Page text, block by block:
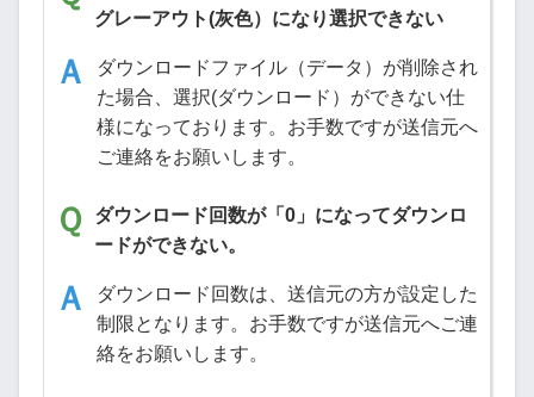
グレーアウト(灰色）になり選択できない
ダウンロードファイル（データ）が削除され
た場合、選択(ダウンロード）ができない仕
様になっております。お手数ですが送信元へ
ご連絡をお願いします。
ダウンロード回数が「0」になってダウンロ
ードができない。
ダウンロード回数は、送信元の方が設定した
制限となります。お手数ですが送信元へご連
絡をお願いします。